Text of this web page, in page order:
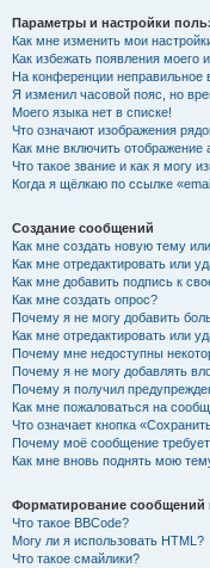
Параметры и настройки
Как мне изменить мои
Как избежать появления моего
На конференции неправильное
Я изменил часовой пояс, но
Моего языка нет в списке!
Что означают изображения
Как мне включить отображение
Что такое звание и как я могу
Когда я щёлкаю по ссылке
Создание сообщений
Как мне создать новую тему
Как мне отредактировать или
Как мне добавить подпись к
Как мне создать опрос?
Почему я не могу добавить
Как мне отредактировать или
Почему мне недоступны
Почему я не могу добавлять
Почему я получил
Как мне пожаловаться на
Что означает кнопка
Почему моё сообщение
Как мне вновь поднять мою
Форматирование сообщений
Что такое BBCode?
Могу ли я использовать HTML?
Что такое смайлики?